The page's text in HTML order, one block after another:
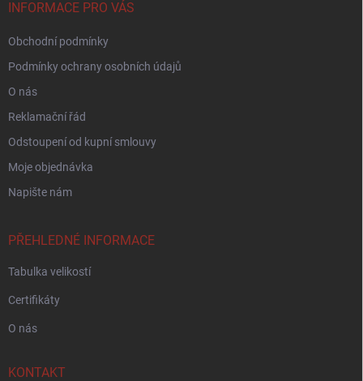
INFORMACE PRO VÁS
Obchodní podmínky
Podmínky ochrany osobních údajů
O nás
Reklamační řád
Odstoupení od kupní smlouvy
Moje objednávka
Napište nám
PŘEHLEDNÉ INFORMACE
Tabulka velikostí
Certifikáty
O nás
KONTAKT